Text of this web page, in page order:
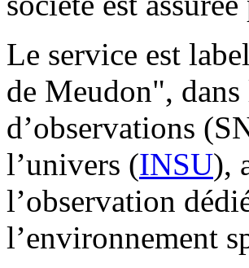
Le service est
de Meudon", dans
d’observations
l’univers (INSU),
l’observation
l’environnement